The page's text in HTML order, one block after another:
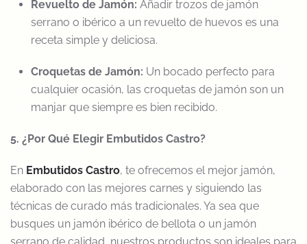
Revuelto de Jamón: Añadir trozos de jamón
serrano o ibérico a un revuelto de huevos es una
receta simple y deliciosa.
Croquetas de Jamón: Un bocado perfecto para
cualquier ocasión, las croquetas de jamón son un
manjar que siempre es bien recibido.
5. ¿Por Qué Elegir Embutidos Castro?
En Embutidos Castro, te ofrecemos el mejor jamón,
elaborado con las mejores carnes y siguiendo las
técnicas de curado más tradicionales. Ya sea que
busques un jamón ibérico de bellota o un jamón